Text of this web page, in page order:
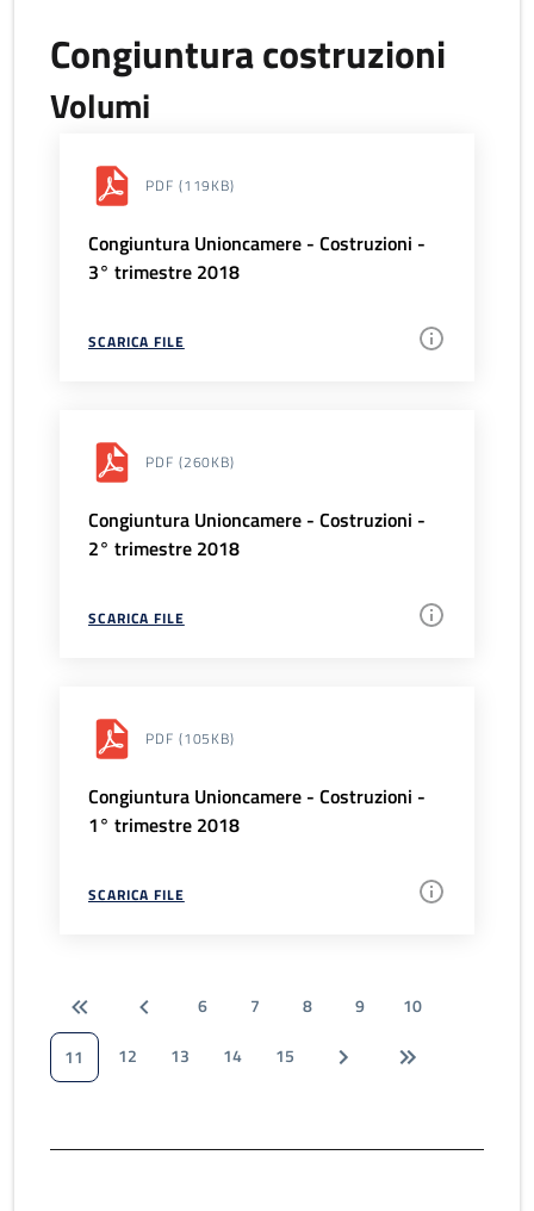
Congiuntura costruzioni
Volumi
PDF (119KB)
Congiuntura Unioncamere - Costruzioni -
3° trimestre 2018
SCARICA FILE
PDF (260KB)
Congiuntura Unioncamere - Costruzioni -
2° trimestre 2018
SCARICA FILE
PDF (105KB)
Congiuntura Unioncamere - Costruzioni -
1° trimestre 2018
SCARICA FILE
6 7 8 9
10
11
12 13 14 15